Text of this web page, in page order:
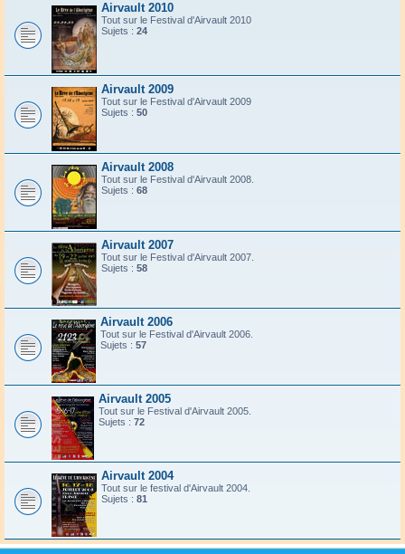
Airvault 2010
Tout sur le Festival d'Airvault 2010
Sujets : 24
Airvault 2009
Tout sur le Festival d'Airvault 2009
Sujets : 50
Airvault 2008
Tout sur le Festival d'Airvault 2008.
Sujets : 68
Airvault 2007
Tout sur le Festival d'Airvault 2007.
Sujets : 58
Airvault 2006
Tout sur le Festival d'Airvault 2006.
Sujets : 57
Airvault 2005
Tout sur le Festival d'Airvault 2005.
Sujets : 72
Airvault 2004
Tout sur le festival d'Airvault 2004.
Sujets : 81